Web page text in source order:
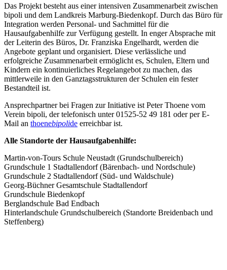
Das Projekt besteht aus einer intensiven Zusammenarbeit zwischen
bipoli und dem Landkreis Marburg-Biedenkopf. Durch das Büro für
Integration werden Personal- und Sachmittel für die
Hausaufgabenhilfe zur Verfügung gestellt. In enger Absprache mit
der Leiterin des Büros, Dr. Franziska Engelhardt, werden die
Angebote geplant und organisiert. Diese verlässliche und
erfolgreiche Zusammenarbeit ermöglicht es, Schulen, Eltern und
Kindern ein kontinuierliches Regelangebot zu machen, das
mittlerweile in den Ganztagsstrukturen der Schulen ein fester
Bestandteil ist.
Ansprechpartner bei Fragen zur Initiative ist Peter Thoene vom
Verein bipoli, der telefonisch unter 01525-52 49 181 oder per E-
Mail an thoenebipolide erreichbar ist.
Alle Standorte der Hausaufgabenhilfe:
Martin-von-Tours Schule Neustadt (Grundschulbereich)
Grundschule 1 Stadtallendorf (Bärenbach- und Nordschule)
Grundschule 2 Stadtallendorf (Süd- und Waldschule)
Georg-Büchner Gesamtschule Stadtallendorf
Grundschule Biedenkopf
Berglandschule Bad Endbach
Hinterlandschule Grundschulbereich (Standorte Breidenbach und
Steffenberg)